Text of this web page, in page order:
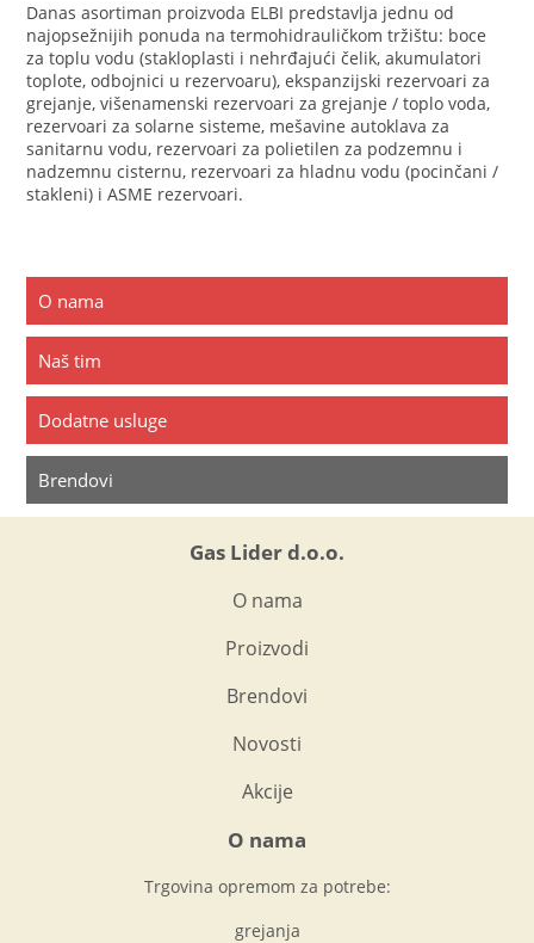
O nama
Naš tim
Dodatne usluge
Brendovi
Danas asortiman proizvoda ELBI predstavlja jednu od
najopsežnijih ponuda na termohidrauličkom tržištu: boce
za toplu vodu (stakloplasti i nehrđajući čelik, akumulatori
toplote, odbojnici u rezervoaru), ekspanzijski rezervoari za
grejanje, višenamenski rezervoari za grejanje / toplo voda,
rezervoari za solarne sisteme, mešavine autoklava za
sanitarnu vodu, rezervoari za polietilen za podzemnu i
nadzemnu cisternu, rezervoari za hladnu vodu (pocinčani /
stakleni) i ASME rezervoari.
Gas Lider d.o.o.
O nama
Proizvodi
Brendovi
Novosti
Akcije
O nama
Trgovina opremom za potrebe:
grejanja